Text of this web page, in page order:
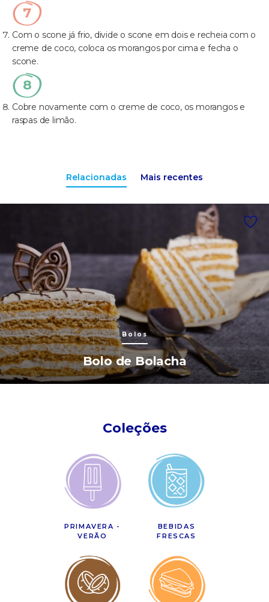
Com o scone já frio, divide o scone em dois e recheia com o
creme de coco, coloca os morangos por cima e fecha o
scone.
Cobre novamente com o creme de coco, os morangos e
raspas de limão.
Relacionadas Mais recentes
Bolos
Bolo de Bolacha
Coleções
PRIMAVERA -
VERÃO
BEBIDAS
FRESCAS